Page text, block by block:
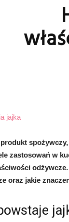
zastosowań w
oraz jakie